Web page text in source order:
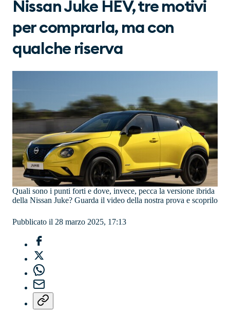
Nissan Juke HEV, tre motivi
per comprarla, ma con
qualche riserva
Quali sono i punti forti e dove, invece, pecca la versione ibrida
della Nissan Juke? Guarda il video della nostra prova e scoprilo
Pubblicato il 28 marzo 2025, 17:13